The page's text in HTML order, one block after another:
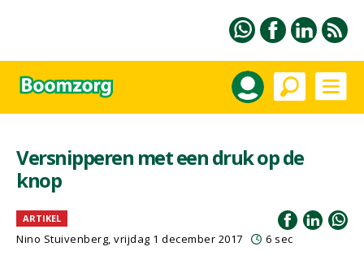
Versnipperen met een druk op de
knop
ARTIKEL
Nino Stuivenberg, vrijdag 1 december 2017 6 sec